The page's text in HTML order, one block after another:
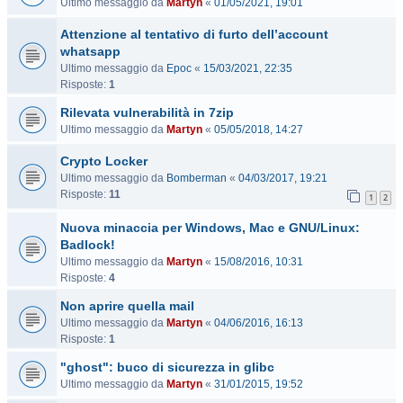
Ultimo messaggio da Martyn « 01/05/2021, 19:01
Attenzione al tentativo di furto dell’account
whatsapp
Ultimo messaggio da Epoc « 15/03/2021, 22:35
Risposte: 1
Rilevata vulnerabilità in 7zip
Ultimo messaggio da Martyn « 05/05/2018, 14:27
Crypto Locker
Ultimo messaggio da Bomberman « 04/03/2017, 19:21
Risposte: 11 1 2
Nuova minaccia per Windows, Mac e GNU/Linux:
Badlock!
Ultimo messaggio da Martyn « 15/08/2016, 10:31
Risposte: 4
Non aprire quella mail
Ultimo messaggio da Martyn « 04/06/2016, 16:13
Risposte: 1
"ghost": buco di sicurezza in glibc
Ultimo messaggio da Martyn « 31/01/2015, 19:52